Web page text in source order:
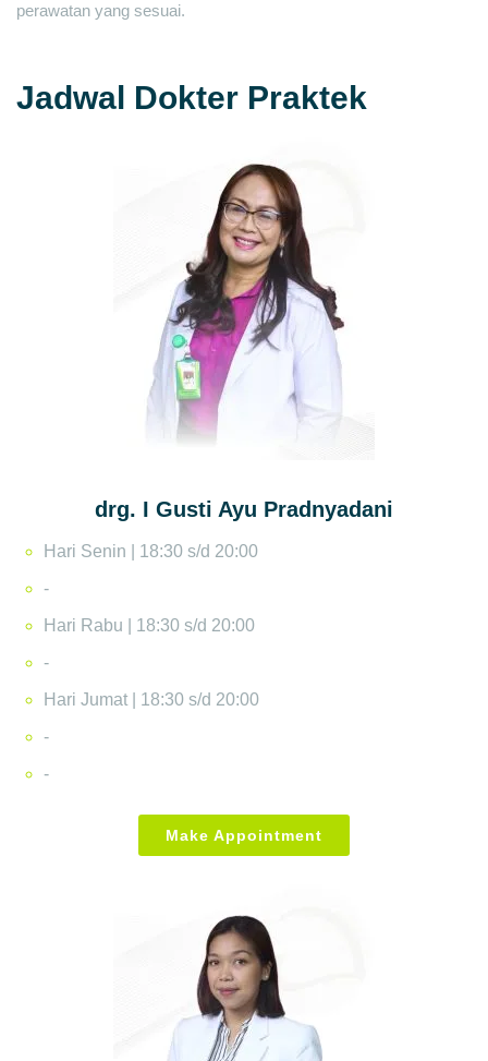
perawatan yang sesuai.
Jadwal Dokter Praktek
drg. I Gusti Ayu Pradnyadani
Hari Senin | 18:30 s/d 20:00
-
Hari Rabu | 18:30 s/d 20:00
-
Hari Jumat | 18:30 s/d 20:00
-
-
Make Appointment